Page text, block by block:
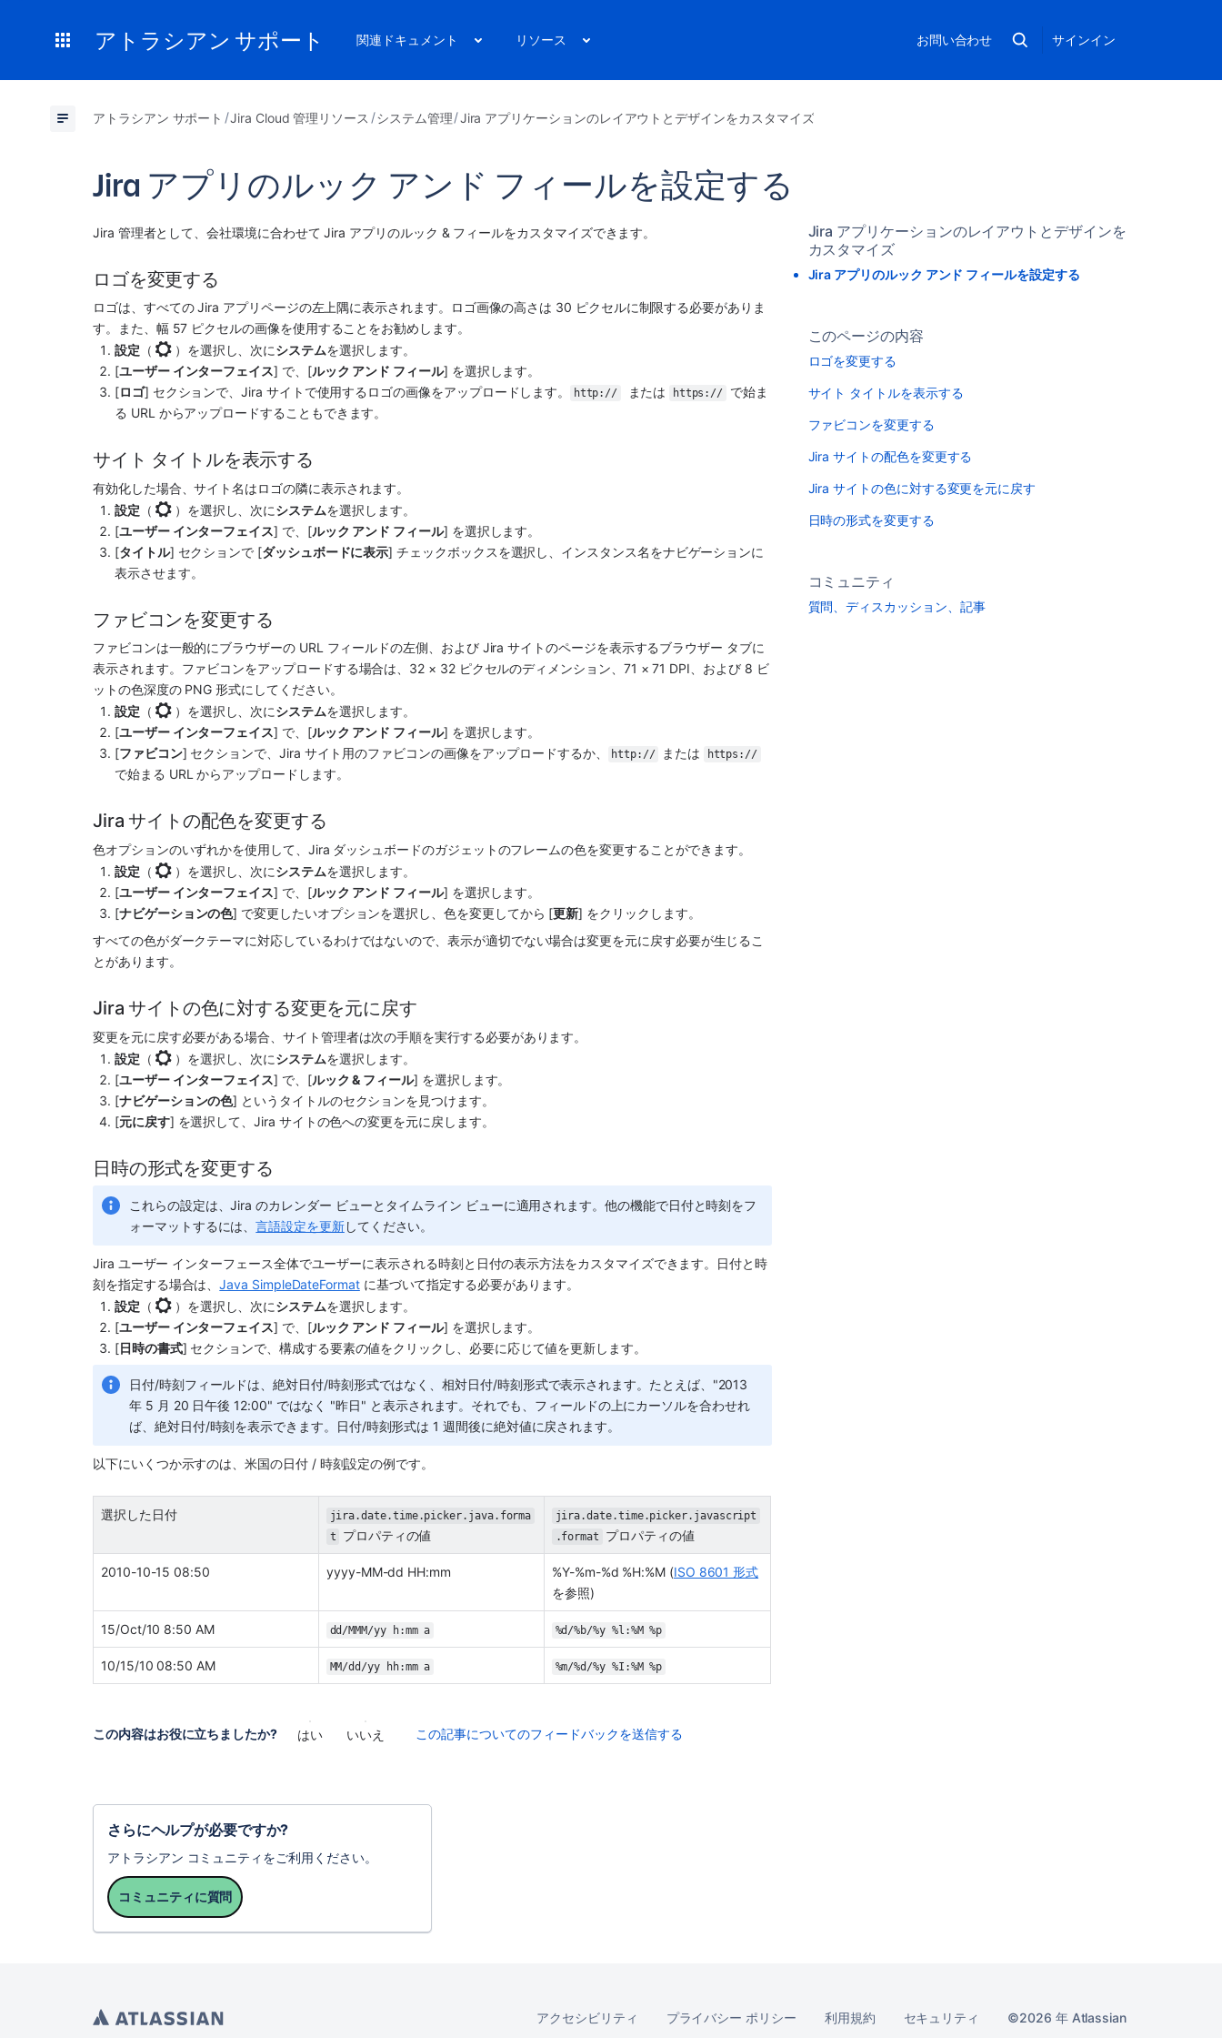
アトラシアン サポート 関連ドキュメント リソース お問い合わせ サインイン
アトラシアン サポート Jira Cloud 管理リソース システム管理 Jira アプリケーションのレイアウトとデザインをカスタマイズ
Jira アプリのルック アンド フィールを設定する
Jira 管理者として、会社環境に合わせて Jira アプリのルック & フィールをカスタマイズできます。
ロゴを変更する
ロゴは、すべての Jira アプリページの左上隅に表示されます。ロゴ画像の高さは 30 ピクセルに制限する必要がありま
す。また、幅 57 ピクセルの画像を使用することをお勧めします。
設定 （ ）を選択し、次にシステムを選択します。
[ユーザー インターフェイス] で、[ルック アンド フィール] を選択します。
[ロゴ] セクションで、Jira サイトで使用するロゴの画像をアップロードします。 http:// または https://
で始ま
る URL からアップロードすることもできます。
サイト タイトルを表示する
有効化した場合、サイト名はロゴの隣に表示されます。
設定 （ ）を選択し、次にシステムを選択します。
[ユーザー インターフェイス] で、[ルック アンド フィール] を選択します。
[タイトル] セクションで [ダッシュボードに表示] チェックボックスを選択し、インスタンス名をナビゲーションに
表示させます。
ファビコンを変更する
ファビコンは一般的にブラウザーの URL フィールドの左側、および Jira サイトのページを表示するブラウザー タブに
表示されます。ファビコンをアップロードする場合は、32 × 32 ピクセルのディメンション、71 × 71 DPI、および 8 ビ
ットの色深度の PNG 形式にしてください。
設定 （ ）を選択し、次にシステムを選択します。
[ユーザー インターフェイス] で、[ルック アンド フィール] を選択します。
[ファビコン] セクションで、Jira サイト用のファビコンの画像をアップロードするか、 http:// または https://
で始まる URL からアップロードします。
Jira サイトの配色を変更する
色オプションのいずれかを使用して、Jira ダッシュボードのガジェットのフレームの色を変更することができます。
設定 （ ）を選択し、次にシステムを選択します。
[ユーザー インターフェイス] で、[ルック アンド フィール] を選択します。
[ナビゲーションの色] で変更したいオプションを選択し、色を変更してから [更新] をクリックします。
すべての色がダークテーマに対応しているわけではないので、表示が適切でない場合は変更を元に戻す必要が生じるこ
とがあります。
Jira サイトの色に対する変更を元に戻す
変更を元に戻す必要がある場合、サイト管理者は次の手順を実行する必要があります。
設定 （ ）を選択し、次にシステムを選択します。
[ユーザー インターフェイス] で、[ルック & フィール] を選択します。
[ナビゲーションの色] というタイトルのセクションを見つけます。
[元に戻す] を選択して、Jira サイトの色への変更を元に戻します。
日時の形式を変更する
これらの設定は、Jira のカレンダー ビューとタイムライン ビューに適用されます。他の機能で日付と時刻をフ
ォーマットするには、言語設定を更新してください。
Jira ユーザー インターフェース全体でユーザーに表示される時刻と日付の表示方法をカスタマイズできます。日付と時
刻を指定する場合は、Java SimpleDateFormat に基づいて指定する必要があります。
設定 （ ）を選択し、次にシステムを選択します。
[ユーザー インターフェイス] で、[ルック アンド フィール] を選択します。
[日時の書式] セクションで、構成する要素の値をクリックし、必要に応じて値を更新します。
日付/時刻フィールドは、絶対日付/時刻形式ではなく、相対日付/時刻形式で表示されます。たとえば、"2013
年 5 月 20 日午後 12:00" ではなく "昨日" と表示されます。それでも、フィールドの上にカーソルを合わせれ
ば、絶対日付/時刻を表示できます。日付/時刻形式は 1 週間後に絶対値に戻されます。
以下にいくつか示すのは、米国の日付 / 時刻設定の例です。
選択した日付
jira.date.time.picker.java.forma
t
プロパティの値
jira.date.time.picker.javascript
.format
プロパティの値
2010-10-15 08:50 yyyy-MM-dd HH:mm %Y-%m-%d %H:%M (ISO 8601 形式
を参照)
15/Oct/10 8:50 AM dd/MMM/yy h:mm a %d/%b/%y %l:%M %p
10/15/10 08:50 AM MM/dd/yy hh:mm a %m/%d/%y %I:%M %p
この内容はお役に立ちましたか? はい いいえ この記事についてのフィードバックを送信する
さらにヘルプが必要ですか?
アトラシアン コミュニティをご利用ください。
コミュニティに質問
Jira アプリケーションのレイアウトとデザインを
カスタマイズ
Jira アプリのルック アンド フィールを設定する
このページの内容
ロゴを変更する
サイト タイトルを表示する
ファビコンを変更する
Jira サイトの配色を変更する
Jira サイトの色に対する変更を元に戻す
日時の形式を変更する
コミュニティ
質問、ディスカッション、記事
アクセシビリティ プライバシー ポリシー 利用規約 セキュリティ 2026 年Atlassian